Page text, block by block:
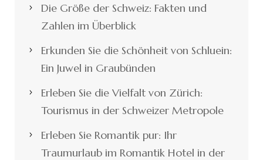
Die Größe der Schweiz: Fakten und
Zahlen im Überblick
Erkunden Sie die Schönheit von Schluein:
Ein Juwel in Graubünden
Erleben Sie die Vielfalt von Zürich:
Tourismus in der Schweizer Metropole
Erleben Sie Romantik pur: Ihr
Traumurlaub im Romantik Hotel in der